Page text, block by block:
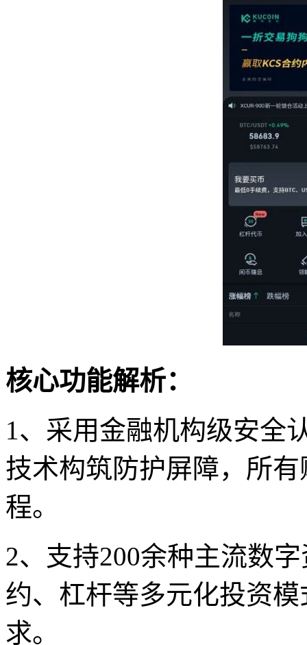
核心功能解析：
1、采用金融机构级安全
技术构筑防护屏障，所
程。
2、支持200余种主流数
约、杠杆等多元化投资
求。